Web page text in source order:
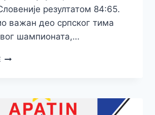
резултатом 84:65.
важан део српског тима
шампионата,…
УРОШ
ОСВОЈИО